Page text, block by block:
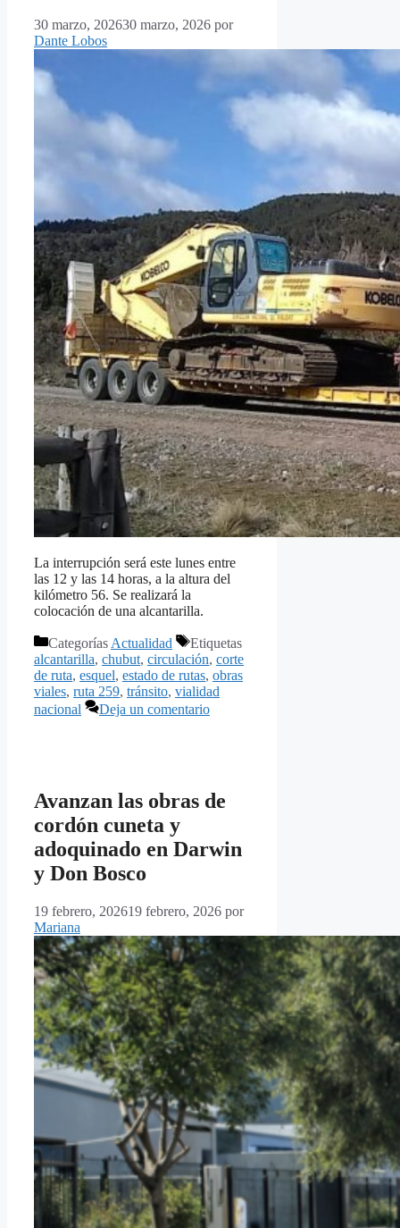
30 marzo, 202630 marzo, 2026 por
Dante Lobos
La interrupción será este lunes entre
las 12 y las 14 horas, a la altura del
kilómetro 56. Se realizará la
colocación de una alcantarilla.
CategoríasActualidad
Etiquetas
alcantarilla, chubut, circulación, corte
de ruta, esquel, estado de rutas, obras
viales, ruta 259, tránsito, vialidad
nacional
Deja un comentario
Avanzan las obras de
cordón cuneta y
adoquinado en Darwin
y Don Bosco
19 febrero, 202619 febrero, 2026 por
Mariana